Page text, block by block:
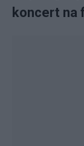
koncert na